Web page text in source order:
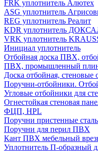
FRK уплотнитель Алютех
ASG уплотнитель
REG уплотнитель Реалит
KDR уплотнитель
VRK уплотнитель
Инициал уплотнитель
Отбойная доска ПВХ,
ПВХ, промышленный
Доска отбойная, стеновые
Поручни-отбойники.
Угловые отбойники для
Огнестойкая стеновая
ФЦП, HPL
Поручни пристенные
Поручни для перил ПВХ
Кант ПВХ мебельный
Уплотнитель П-образный